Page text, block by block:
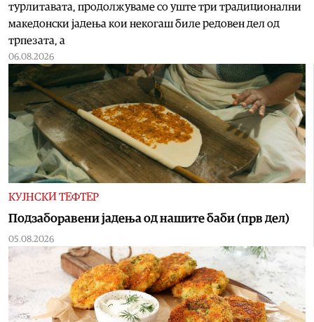
турлитавата, продолжуваме со уште три традиционални
македонски јадења кои некогаш биле редовен дел од
трпезата, а
06.08.2026
КУЈНСКИ ТЕФТЕР
Подзаборавени јадења од нашите баби (прв дел)
05.08.2026